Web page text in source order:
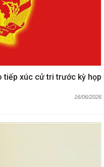
tiếp xúc cử tri trước kỳ họp
16/06/2026